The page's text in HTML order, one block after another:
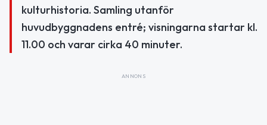
kulturhistoria. Samling utanför
huvudbyggnadens entré; visningarna startar kl.
11.00 och varar cirka 40 minuter.
ANNONS